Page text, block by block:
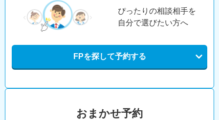
ぴったりの相談相手を
自分で選びたい方へ
FPを探して予約する
おまかせ予約